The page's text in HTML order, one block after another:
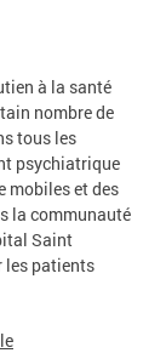
à la santé
nombre de
tous les
psychiatrique
mobiles et des
la communauté
Saint
les patients